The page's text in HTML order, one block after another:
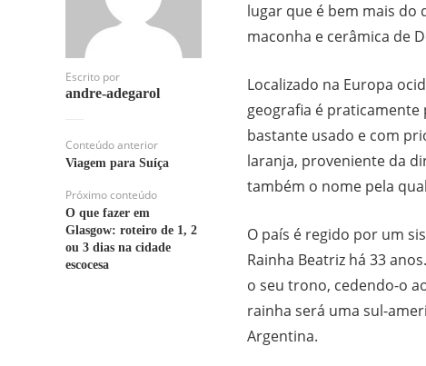
Escrito por
andre-adegarol
Conteúdo anterior
Viagem para Suíça
Próximo conteúdo
O que fazer em
Glasgow: roteiro de 1, 2
ou 3 dias na cidade
escocesa
lugar que é bem mais do
maconha e cerâmica de
Localizado na Europa
geografia é praticamente
bastante usado e com
laranja, proveniente da
também o nome pela
O país é regido por um
Rainha Beatriz há 33
o seu trono, cedendo-o
rainha será uma sul-
Argentina.